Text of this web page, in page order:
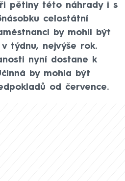
pětiny této náhrady i s
celostátní
by mohli být
týdnu, nejvýše rok.
nyní dostane k
by mohla být
od července.